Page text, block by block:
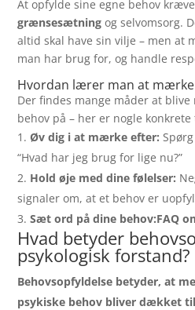
At opfylde sine egne behov
grænsesætning og selvomsorg.
altid skal have sin vilje – men at
man har brug for, og handle
Hvordan lærer man at mærke
Der findes mange måder at
behov på – her er nogle konkrete
Øv dig i at mærke efter:
“Hvad har jeg brug for lige nu?”
Hold øje med dine følelser:
signaler om, at et behov er
Sæt ord på dine behov:FAQ
Hvad betyder
psykologisk forstand?
Behovsopfyldelse betyder, at
psykiske behov bliver dækket